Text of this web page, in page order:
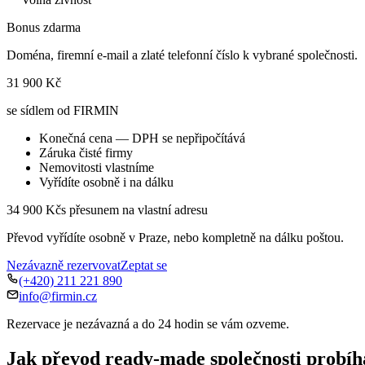
Bonus zdarma
Doména, firemní e-mail a zlaté telefonní číslo k vybrané společnosti.
31 900 Kč
se sídlem od FIRMIN
Konečná cena — DPH se nepřipočítává
Záruka čisté firmy
Nemovitosti vlastníme
Vyřídíte osobně i na dálku
34 900 Kčs přesunem na vlastní adresu
Převod vyřídíte osobně v Praze, nebo kompletně na dálku poštou.
Nezávazně rezervovatZeptat se
(+420) 211 221 890
info@firmin.cz
Rezervace je nezávazná a do 24 hodin se vám ozveme.
Jak převod ready-made společnosti